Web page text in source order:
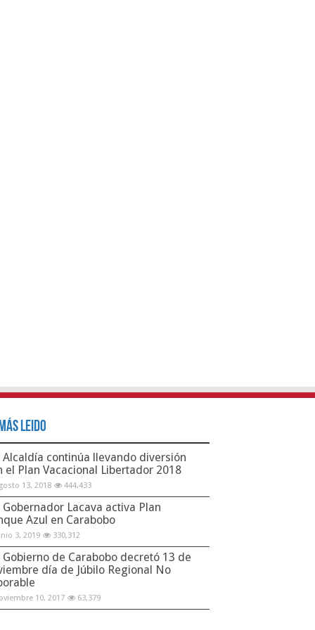
Leido
Alcaldía continúa llevando diversión
el Plan Vacacional Libertador 2018
13, 2018 444,433
Gobernador Lacava activa Plan
Azul en Carabobo
3, 2019 330,312
Gobierno de Carabobo decretó 13 de
día de Júbilo Regional No
10, 2017 63,379